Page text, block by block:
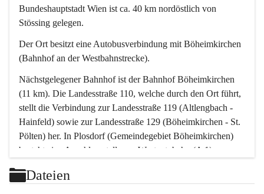
Bundeshauptstadt Wien ist ca. 40 km nordöstlich von
Stössing gelegen.
Der Ort besitzt eine Autobusverbindung mit Böheimkirchen
(Bahnhof an der Westbahnstrecke).
Nächstgelegener Bahnhof ist der Bahnhof Böheimkirchen
(11 km). Die Landesstraße 110, welche durch den Ort führt,
stellt die Verbindung zur Landesstraße 119 (Altlengbach -
Hainfeld) sowie zur Landesstraße 129 (Böheimkirchen - St.
Pölten) her. In Plosdorf (Gemeindegebiet Böheimkirchen)
besteht eine Anschlussstelle zur Westautobahn (A 1).
Wien erreicht man in ca. 45 Minuten.
Dateien